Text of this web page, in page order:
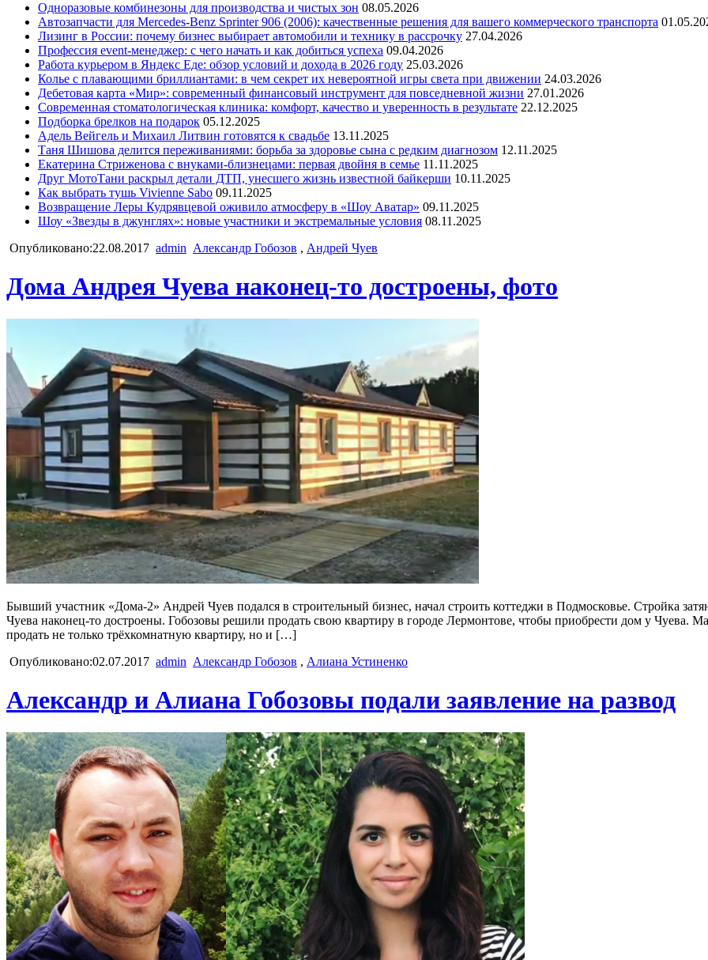
Одноразовые комбинезоны для производства и чистых зон 08.05.2026
Автозапчасти для Mercedes-Benz Sprinter 906 (2006): качественные решения для вашего коммерческого транспорта
Лизинг в России: почему бизнес выбирает автомобили и технику в рассрочку 27.04.2026
Профессия event-менеджер: с чего начать и как добиться успеха 09.04.2026
Работа курьером в Яндекс Еде: обзор условий и дохода в 2026 году 25.03.2026
Колье с плавающими бриллиантами: в чем секрет их невероятной игры света при движении 24.03.2026
Дебетовая карта «Мир»: современный финансовый инструмент для повседневной жизни 27.01.2026
Современная стоматологическая клиника: комфорт, качество и уверенность в результате 22.12.2025
Подборка брелков на подарок 05.12.2025
Адель Вейгель и Михаил Литвин готовятся к свадьбе 13.11.2025
Таня Шишова делится переживаниями: борьба за здоровье сына с редким диагнозом 12.11.2025
Екатерина Стриженова с внуками-близнецами: первая двойня в семье 11.11.2025
Друг МотоТани раскрыл детали ДТП, унесшего жизнь известной байкерши 10.11.2025
Как выбрать тушь Vivienne Sabo 09.11.2025
Возвращение Леры Кудрявцевой оживило атмосферу в «Шоу Аватар» 09.11.2025
Шоу «Звезды в джунглях»: новые участники и экстремальные условия 08.11.2025
Опубликовано:22.08.2017 admin Александр Гобозов , Андрей Чуев
Дома Андрея Чуева наконец-то достроены, фото
Бывший участник «Дома-2» Андрей Чуев подался в строительный бизнес, начал строить коттеджи в Подмосковье. Стройка
Чуева наконец-то достроены. Гобозовы решили продать свою квартиру в городе Лермонтове, чтобы приобрести дом у Чуева.
продать не только трёхкомнатную квартиру, но и […]
Опубликовано:02.07.2017 admin Александр Гобозов , Алиана Устиненко
Александр и Алиана Гобозовы подали заявление на развод